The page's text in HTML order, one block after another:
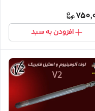
افزودن به سبد